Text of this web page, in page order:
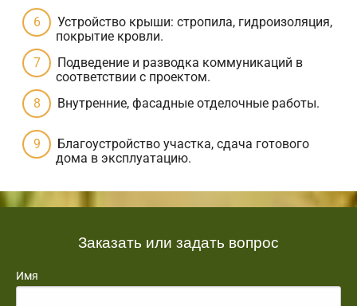
Устройство крыши: стропила, гидроизоляция,
покрытие кровли.
Подведение и разводка коммуникаций в
соответствии с проектом.
Внутренние, фасадные отделочные работы.
Благоустройство участка, сдача готового
дома в эксплуатацию.
Заказать или задать вопрос
Имя